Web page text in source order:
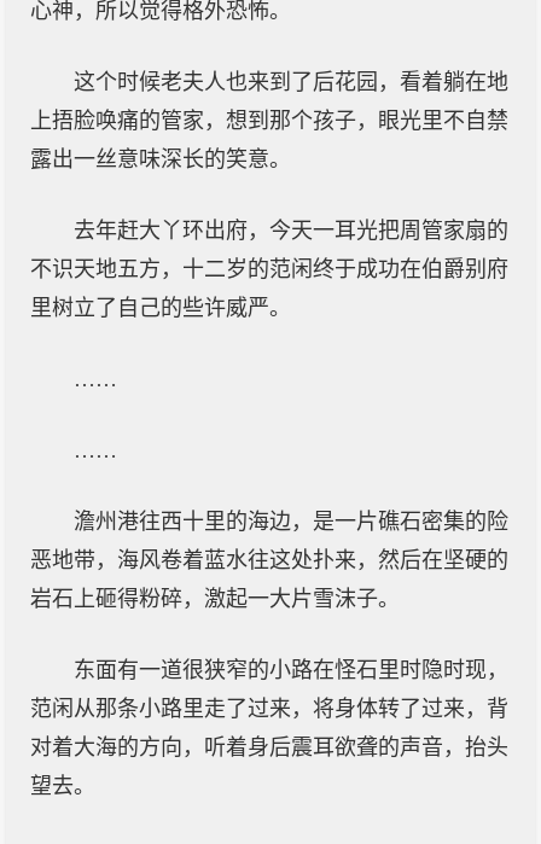
心神，所以觉得格外恐怖。
这个时候老夫人也来到了后花园，看着躺在地
上捂脸唤痛的管家，想到那个孩子，眼光里不自禁
露出一丝意味深长的笑意。
去年赶大丫环出府，今天一耳光把周管家扇的
不识天地五方，十二岁的范闲终于成功在伯爵别府
里树立了自己的些许威严。
……
……
澹州港往西十里的海边，是一片礁石密集的险
恶地带，海风卷着蓝水往这处扑来，然后在坚硬的
岩石上砸得粉碎，激起一大片雪沫子。
东面有一道很狭窄的小路在怪石里时隐时现，
范闲从那条小路里走了过来，将身体转了过来，背
对着大海的方向，听着身后震耳欲聋的声音，抬头
望去。